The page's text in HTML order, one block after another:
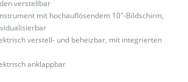
verstellbar
mit hochauflösendem 10"-Bildschirm,
verstell- und beheizbar, mit integrierten
anklappbar